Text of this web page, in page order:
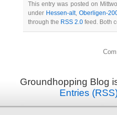
This entry was posted on
under Hessen-alt,Oberligen-
through the RSS 2.0 feed. Both
Groundhopping Blog
Entries